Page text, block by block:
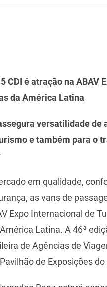
CDI é atração na ABAV
da América Latina
versatilidade de
e também para o
em qualidade,
as vans de
Expo Internacional de
Latina. A 46ª
de Agências de
de Exposições